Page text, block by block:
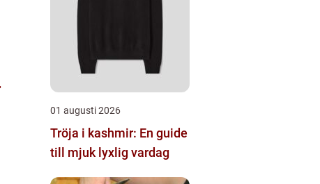
01 augusti 2026
Tröja i kashmir: En guide
till mjuk lyxlig vardag